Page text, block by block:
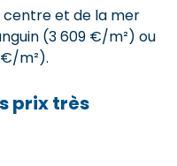
centre et de la mer
(3 609 €/m²) ou
m²).
prix très